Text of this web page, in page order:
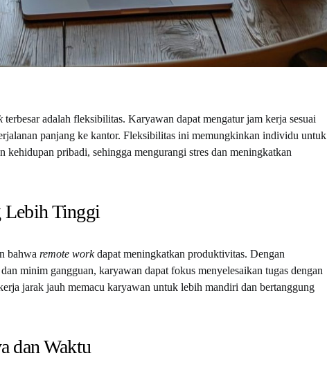
terbesar adalah fleksibilitas. Karyawan dapat mengatur jam kerja sesuai
panjang ke kantor. Fleksibilitas ini memungkinkan individu untuk
kehidupan pribadi, sehingga mengurangi stres dan meningkatkan
Lebih Tinggi
bahwa remote workdapat meningkatkan produktivitas. Dengan
minim gangguan, karyawan dapat fokus menyelesaikan tugas dengan
jarak jauh memacu karyawan untuk lebih mandiri dan bertanggung
dan Waktu